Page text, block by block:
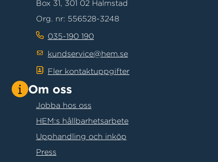
Box 31, 301 02 Halmstad
Org. nr: 556528-3248
035-190 190
kundservice@hem.se
Fler kontaktuppgifter
Om oss
Jobba hos oss
HEM:s hållbarhetsarbete
Upphandling och inköp
Press